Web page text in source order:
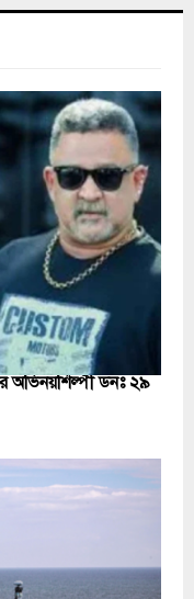
অভিনয়শিল্পী ডনঃ ২৯